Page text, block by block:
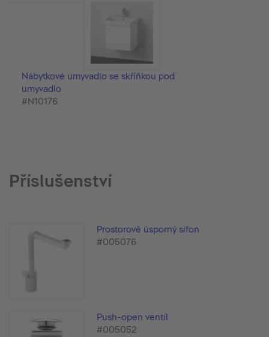
Nábytkové umyvadlo se skříňkou pod
umyvadlo
#N10176
Příslušenství
Prostorově úsporný sifon
#005076
Push-open ventil
#005052